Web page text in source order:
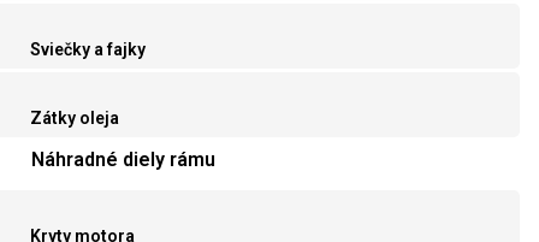
Sviečky a fajky
Zátky oleja
Náhradné diely rámu
Kryty motora